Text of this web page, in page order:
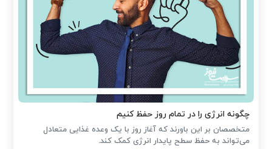
چگونه انرژی را در تمام روز حفظ کنیم
متخصصان بر این باورند که آغاز روز با یک وعده غذایی متعادل
می‌تواند به حفظ سطح پایدار انرژی کمک کند.